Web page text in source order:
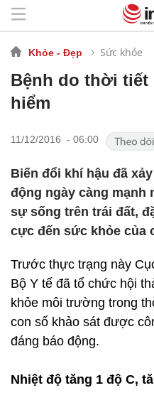
Khỏe - Đẹp Sức khỏe
Bệnh do thời tiết
hiểm
11/12/2016 - 06:00
Biến đổi khí hậu đã
động ngày càng mạnh
sự sống trên trái đất,
cực đến sức khỏe của
Trước thực trạng này
Bộ Y tế đã tổ chức hội
khỏe môi trường trong
con số khảo sát được
đáng báo động.
Nhiệt độ tăng 1 độ C,